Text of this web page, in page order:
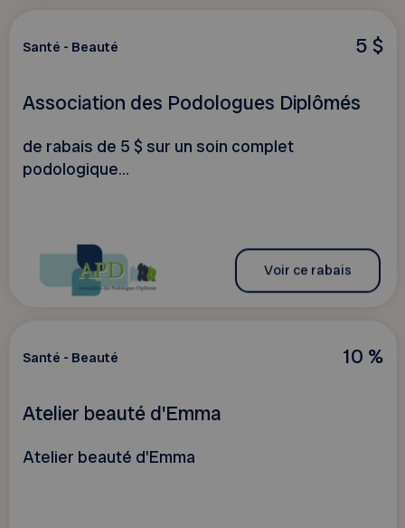
5 $
Santé - Beauté
Association des Podologues Diplômés
de rabais de 5 $ sur un soin complet
podologique...
Voir ce rabais
10 %
Santé - Beauté
Atelier beauté d'Emma
Atelier beauté d'Emma